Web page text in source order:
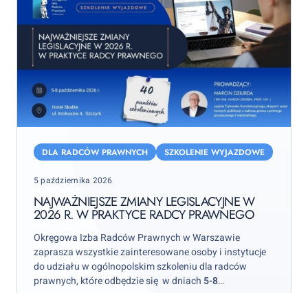
zmiany
2026
praktyce
radcy
prawnego
DLA RADCÓW PRAWNYCH SZKOLENIE WYJAZDOWE
Posted
5 października 2026
NAJWAŻNIEJSZE ZMIANY LEGISLACYJNE W
2026 R. W PRAKTYCE RADCY PRAWNEGO
Okręgowa Izba Radców Prawnych w Warszawie
zaprasza wszystkie zainteresowane osoby i instytucje
do udziału w ogólnopolskim szkoleniu dla radców
prawnych, które odbędzie się w dniach 5-8